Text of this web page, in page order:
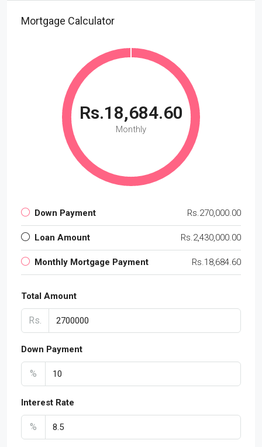
Mortgage Calculator
Rs.18,684.60
Monthly
Down Payment Rs.270,000.00
Loan Amount Rs.2,430,000.00
Monthly Mortgage Payment Rs.18,684.60
Total Amount
Rs.
Down Payment
%
Interest Rate
%